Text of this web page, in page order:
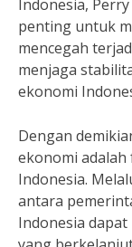
Indonesia,
penting untuk
mencegah
menjaga
ekonomi
Dengan
ekonomi
Indonesia.
antara
Indonesia